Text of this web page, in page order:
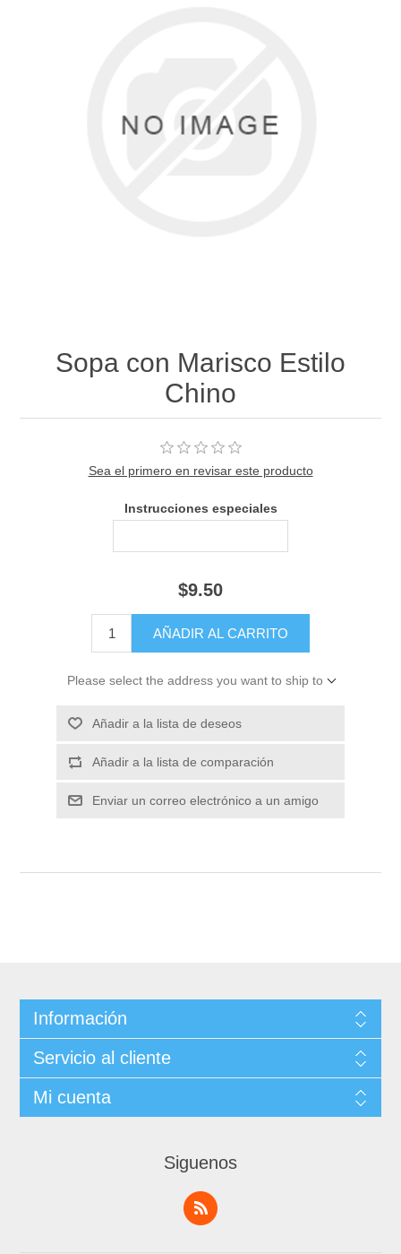
Sopa con Marisco Estilo
Chino
Sea el primero en revisar este producto
Instrucciones especiales
$9.50
Please select the address you want to ship to
Información
Servicio al cliente
Mi cuenta
Siguenos